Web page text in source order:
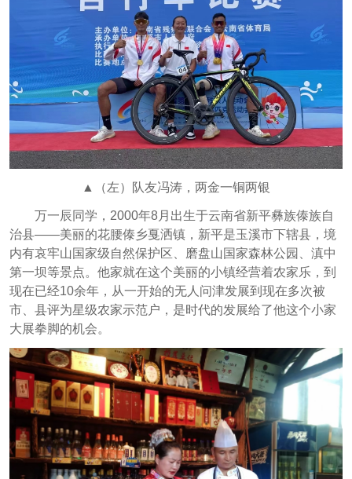
▲（左）队友冯涛，两金一铜两银
万一辰同学，2000年8月出生于云南省新平彝族傣族自
治县——美丽的花腰傣乡戛洒镇，新平是玉溪市下辖县，境
内有哀牢山国家级自然保护区、磨盘山国家森林公园、滇中
第一坝等景点。他家就在这个美丽的小镇经营着农家乐，到
现在已经10余年，从一开始的无人问津发展到现在多次被
市、县评为星级农家示范户，是时代的发展给了他这个小家
大展拳脚的机会。